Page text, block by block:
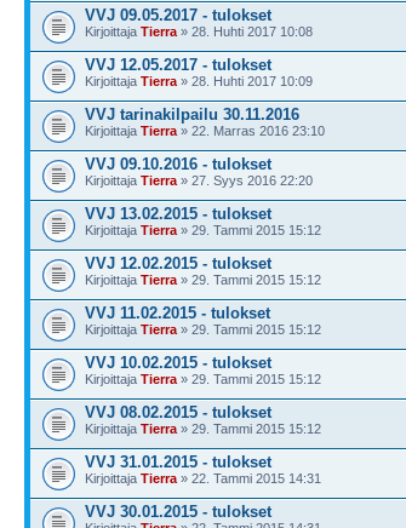
VVJ 09.05.2017 - tulokset
Kirjoittaja Tierra » 28. Huhti 2017 10:08
VVJ 12.05.2017 - tulokset
Kirjoittaja Tierra » 28. Huhti 2017 10:09
VVJ tarinakilpailu 30.11.2016
Kirjoittaja Tierra » 22. Marras 2016 23:10
VVJ 09.10.2016 - tulokset
Kirjoittaja Tierra » 27. Syys 2016 22:20
VVJ 13.02.2015 - tulokset
Kirjoittaja Tierra » 29. Tammi 2015 15:12
VVJ 12.02.2015 - tulokset
Kirjoittaja Tierra » 29. Tammi 2015 15:12
VVJ 11.02.2015 - tulokset
Kirjoittaja Tierra » 29. Tammi 2015 15:12
VVJ 10.02.2015 - tulokset
Kirjoittaja Tierra » 29. Tammi 2015 15:12
VVJ 08.02.2015 - tulokset
Kirjoittaja Tierra » 29. Tammi 2015 15:12
VVJ 31.01.2015 - tulokset
Kirjoittaja Tierra » 22. Tammi 2015 14:31
VVJ 30.01.2015 - tulokset